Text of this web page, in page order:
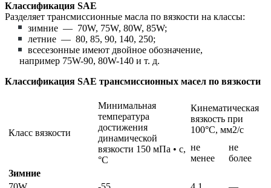
Классификация SAE
Разделяет трансмиссионные масла по вязкости на классы:
зимние — 70W, 75W, 80W, 85W;
летние — 80, 85, 90, 140, 250;
всесезонные имеют двойное обозначение,
например 75W-90, 80W-140 и т. д.
Классификация SAE трансмиссионных масел по вязкости
Класс вязкости
Минимальная
температура
достижения
динамической
вязкости 150 мПа • с,
°С
Кинематическая
вязкость при
100°С, мм2/с
не
менее
не
более
Зимние